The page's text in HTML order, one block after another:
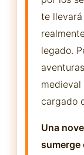
te
legado.
cargado
Una
sumerge